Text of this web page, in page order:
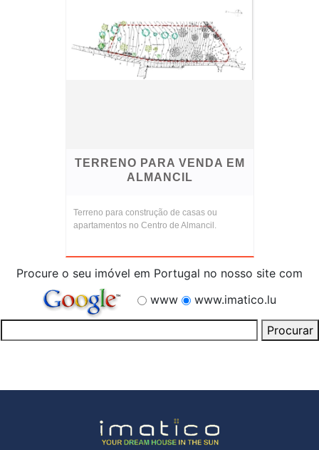
TERRENO PARA VENDA EM
ALMANCIL
Terreno para construção de casas ou
apartamentos no Centro de Almancil.
Procure o seu imóvel em Portugal no nosso site com
www
www.imatico.lu